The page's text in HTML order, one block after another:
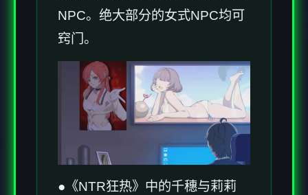
NPC。绝大部分的女式NPC均可
窍门。
●《NTR狂热》中的千穗与莉莉